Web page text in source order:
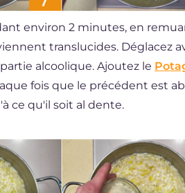
environ 2 minutes, en
translucides. Déglacez
alcoolique. Ajoutez le
fois que le précédent est
ce qu'il soit al dente.